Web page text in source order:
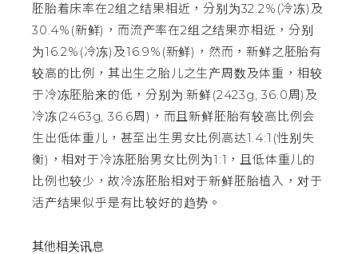
胚胎着床率在2组之结果相近，分别为32.2%(冷冻)及
30.4%(新鲜)，而流产率在2组之结果亦相近，分别
为16.2%(冷冻)及16.9%(新鲜)，然而，新鲜之胚胎有
较高的比例，其出生之胎儿之生产周数及体重，相较
于冷冻胚胎来的低，分别为:新鲜(2423g, 36.0周)及
冷冻(2463g, 36.6周)，而且新鲜胚胎有较高比例会
生出低体重儿，甚至出生男女比例高达1.4:1(性别失
衡)，相对于冷冻胚胎男女比例为1:1，且低体重儿的
比例也较少，故冷冻胚胎相对于新鲜胚胎植入，对于
活产结果似乎是有比较好的趋势。
其他相关讯息